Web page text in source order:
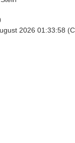
2026 01:33:58